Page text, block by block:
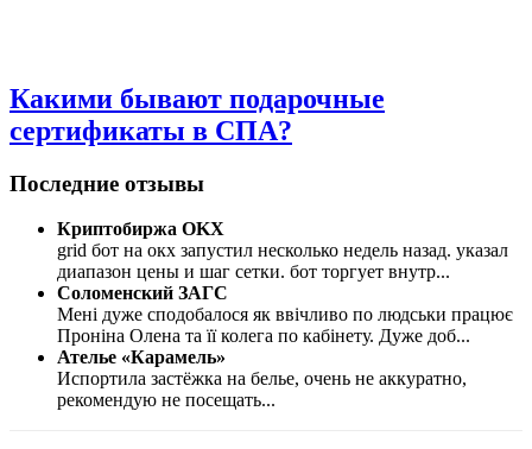
Какими бывают подарочные
сертификаты в СПА?
Последние отзывы
Криптобиржа OKX
grid бот на окх запустил несколько недель назад. указал
диапазон цены и шаг сетки. бот торгует внутр...
Соломенский ЗАГС
Мені дуже сподобалося як ввічливо по людськи працює
Проніна Олена та її колега по кабінету. Дуже доб...
Ателье «Карамель»
Испортила застёжка на белье, очень не аккуратно,
рекомендую не посещать...